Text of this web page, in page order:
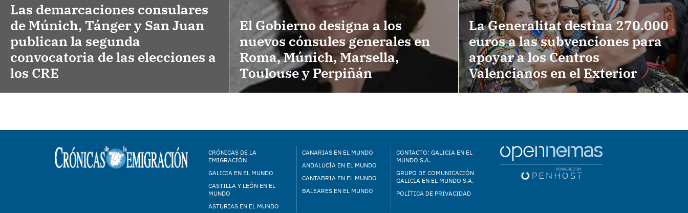
Las demarcaciones consulares
de Múnich, Tánger y San Juan
publican la segunda
convocatoria de las elecciones a
los CRE
El Gobierno designa a los
nuevos cónsules generales en
Roma, Múnich, Marsella,
Toulouse y Perpiñán
La Generalitat destina 270.000
euros a las subvenciones para
apoyar a los Centros
Valencianos en el Exterior
CRÓNICAS DE LA
EMIGRACIÓN
GALICIA EN EL MUNDO
CASTILLA Y LEÓN EN EL
MUNDO
ASTURIAS EN EL MUNDO
CANARIAS EN EL MUNDO
ANDALUCÍA EN EL MUNDO
CANTABRIA EN EL MUNDO
BALEARES EN EL MUNDO
CONTACTO: GALICIA EN EL
MUNDO S.A.
GRUPO DE COMUNICACIÓN
GALICIA EN EL MUNDO S.A.
POLÍTICA DE PRIVACIDAD